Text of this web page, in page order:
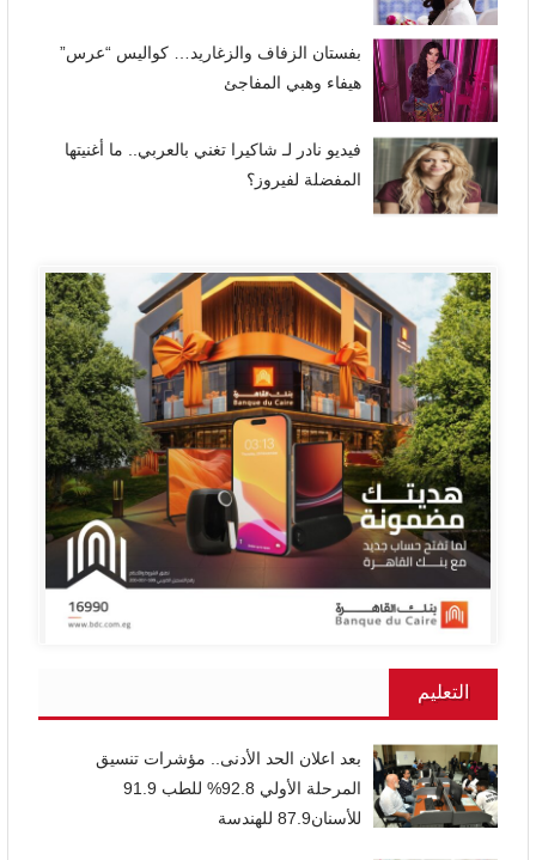
بفستان الزفاف والزغاريد… كواليس “عرس”
هيفاء وهبي المفاجئ
فيديو نادر لـ شاكيرا تغني بالعربي.. ما أغنيتها
المفضلة لفيروز؟
التعليم
بعد اعلان الحد الأدنى.. مؤشرات تنسيق
المرحلة الأولي 92.8% للطب 91.9
للأسنان87.9 للهندسة